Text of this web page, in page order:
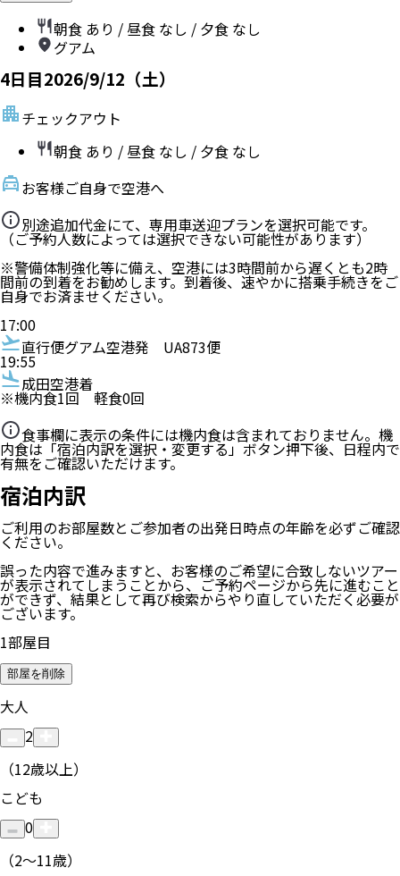
朝食 あり / 昼食 なし / 夕食 なし
グアム
4日目2026/9/12（土）
チェックアウト
朝食 あり / 昼食 なし / 夕食 なし
お客様ご自身で空港へ
別途追加代金にて、専用車送迎プランを選択可能です。
（ご予約人数によっては選択できない可能性があります）
※警備体制強化等に備え、空港には3時間前から遅くとも2時
間前の到着をお勧めします。到着後、速やかに搭乗手続きをご
自身でお済ませください。
17:00
直行便グアム空港発 UA873便
19:55
成田空港着
※機内食1回 軽食0回
食事欄に表示の条件には機内食は含まれておりません。機
内食は「宿泊内訳を選択・変更する」ボタン押下後、日程内で
有無をご確認いただけます。
宿泊内訳
ご利用のお部屋数とご参加者の出発日時点の年齢を必ずご確認
ください。
誤った内容で進みますと、お客様のご希望に合致しないツアー
が表示されてしまうことから、ご予約ページから先に進むこと
ができず、結果として再び検索からやり直していただく必要が
ございます。
1部屋目
部屋を削除
大人
2
（12歳以上）
こども
0
（2〜11歳）